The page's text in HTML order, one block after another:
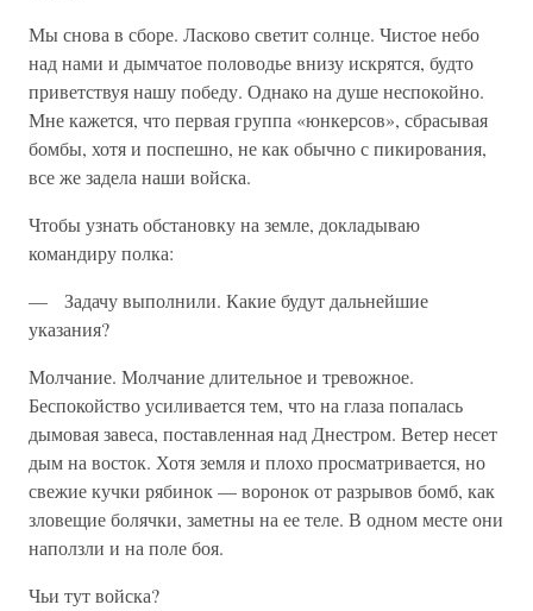
Мы снова в сборе. Ласково светит солнце. Чистое небо
над нами и дымчатое половодье внизу искрятся, будто
приветствуя нашу побе­ду. Однако на душе неспокойно.
Мне кажется, что первая группа «юнкерсов», сбрасывая
бомбы, хотя и поспешно, не как обычно с пи­кирования,
все же задела наши войска.
Чтобы узнать обстановку на земле, докладываю
командиру полка:
— Задачу выполнили. Какие будут дальнейшие
указания?
Молчание. Молчание длительное и тревожное.
Беспокойство усили­вается тем, что на глаза попалась
дымовая завеса, поставленная над Днестром. Ветер несет
дым на восток. Хотя земля и плохо просматри­вается, но
свежие кучки рябинок — воронок от разрывов бомб, как
зловещие болячки, заметны на ее теле. В одном месте они
наползли и на поле боя.
Чьи тут войска?